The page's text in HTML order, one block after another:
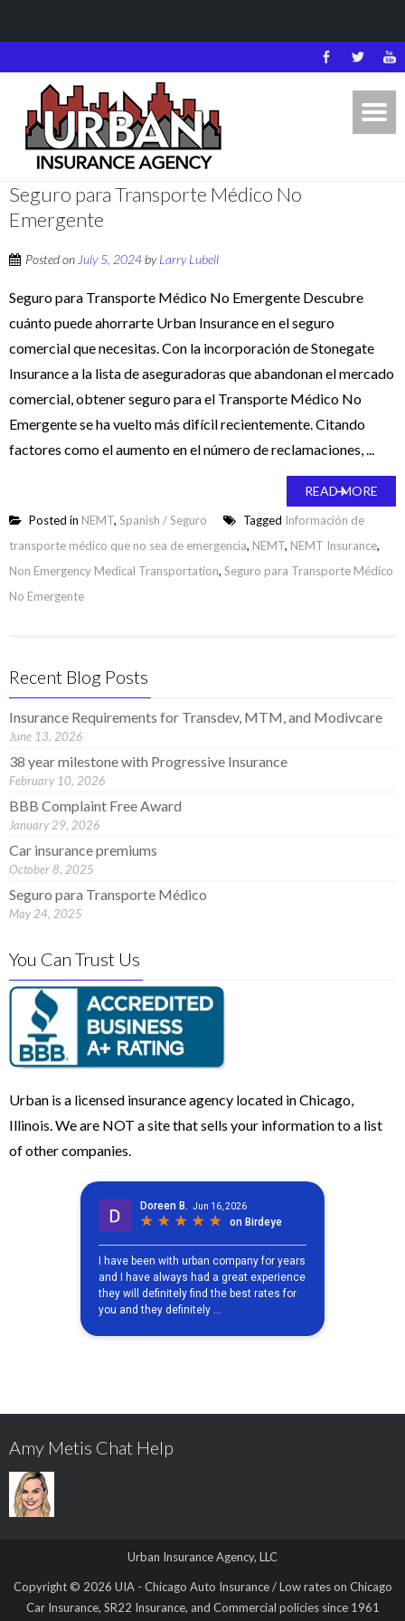
Seguro para Transporte Médico No
Emergente
Posted on July 5, 2024byLarry Lubell
Seguro para Transporte Médico No Emergente Descubre
cuánto puede ahorrarte Urban Insurance en el seguro
comercial que necesitas. Con la incorporación de Stonegate
Insurance a la lista de aseguradoras que abandonan el mercado
comercial, obtener seguro para el Transporte Médico No
Emergente se ha vuelto más difícil recientemente. Citando
factores como el aumento en el número de reclamaciones, ...
READ MORE
Posted in NEMT, Spanish / Seguro Tagged Información de
transporte médico que no sea de emergencia, NEMT, NEMT Insurance,
Non Emergency Medical Transportation, Seguro para Transporte Médico
No Emergente
Recent Blog Posts
Insurance Requirements for Transdev, MTM, and Modivcare
June 13, 2026
38 year milestone with Progressive Insurance
February 10, 2026
BBB Complaint Free Award
January 29, 2026
Car insurance premiums
October 8, 2025
Seguro para Transporte Médico
May 24, 2025
You Can Trust Us
Urban is a licensed insurance agency located in Chicago,
Illinois. We are NOT a site that sells your information to a list
of other companies.
Amy Metis Chat Help
Urban Insurance Agency, LLC
Copyright © 2026 UIA - Chicago Auto Insurance / Low rates on Chicago
Car Insurance, SR22 Insurance, and Commercial policies since 1961